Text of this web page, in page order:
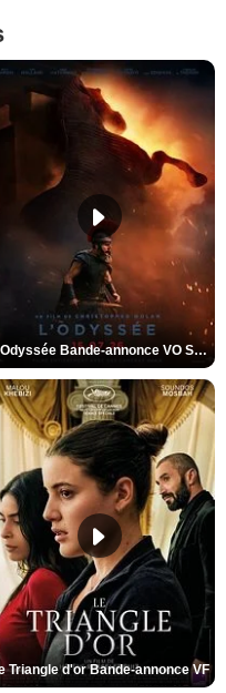
L'Odyssée Bande-annonce VO STFR
Triangle d'or Bande-annonce VF